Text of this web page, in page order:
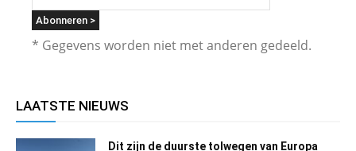
* Gegevens worden niet met anderen gedeeld.
LAATSTE NIEUWS
Dit zijn de duurste tolwegen van Europa